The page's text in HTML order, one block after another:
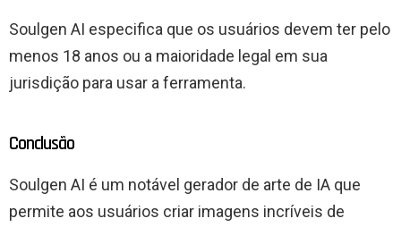
Soulgen AI especifica que os usuários devem ter pelo
menos 18 anos ou a maioridade legal em sua
jurisdição para usar a ferramenta.
Conclusão
Soulgen AI é um notável gerador de arte de IA que
permite aos usuários criar imagens incríveis de